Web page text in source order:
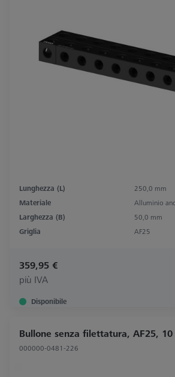
Lunghezza (L)
250,0 mm
Materiale
Alluminio
Larghezza (B)
50,0 mm
Griglia
AF25
359,95 €
più IVA
Disponibile
Bullone senza filettatura, AF25, 10
000000-0481-226